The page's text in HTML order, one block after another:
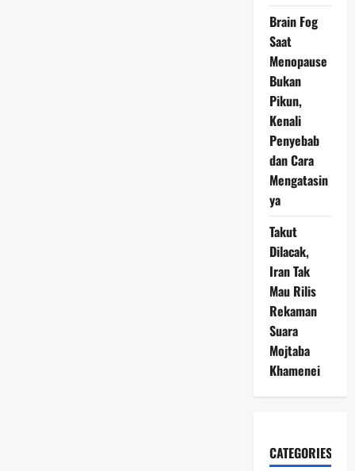
Brain Fog
Saat
Menopause
Bukan
Pikun,
Kenali
Penyebab
dan Cara
Mengatasin
ya
Takut
Dilacak,
Iran Tak
Mau Rilis
Rekaman
Suara
Mojtaba
Khamenei
CATEGORIES